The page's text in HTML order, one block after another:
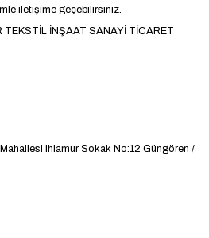
iletişime geçebilirsiniz.
TEKSTİL İNŞAAT SANAYİ TİCARET
Ihlamur Sokak No:12 Güngören /